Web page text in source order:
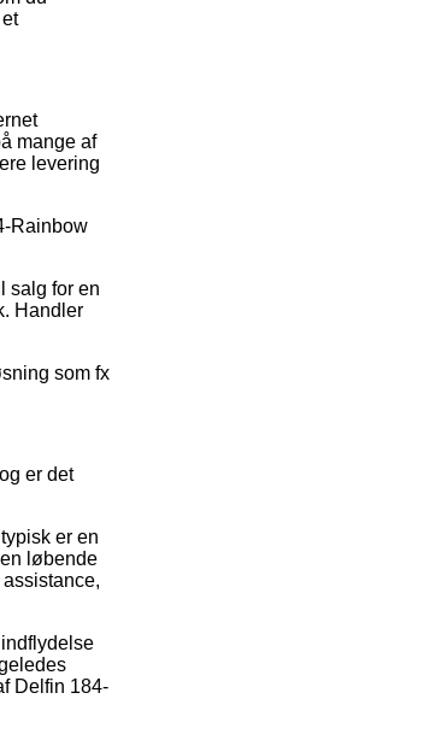
mange af
levering
Rainbow
salg for en
Handler
som fx
er det
er en
løbende
Delfin 184-